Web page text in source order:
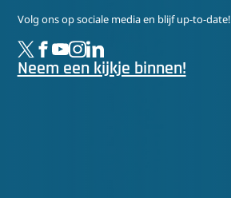
Volg ons op sociale media en blijf up-to-date!
Neem een kijkje binnen!